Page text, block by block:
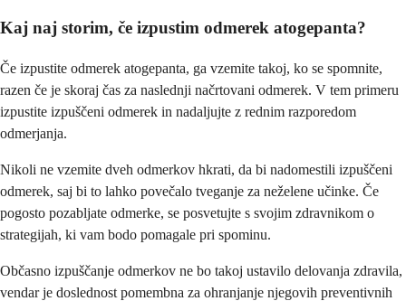
Kaj naj storim, če izpustim odmerek atogepanta?
Če izpustite odmerek atogepanta, ga vzemite takoj, ko se spomnite,
razen če je skoraj čas za naslednji načrtovani odmerek. V tem primeru
izpustite izpuščeni odmerek in nadaljujte z rednim razporedom
odmerjanja.
Nikoli ne vzemite dveh odmerkov hkrati, da bi nadomestili izpuščeni
odmerek, saj bi to lahko povečalo tveganje za neželene učinke. Če
pogosto pozabljate odmerke, se posvetujte s svojim zdravnikom o
strategijah, ki vam bodo pomagale pri spominu.
Občasno izpuščanje odmerkov ne bo takoj ustavilo delovanja zdravila,
vendar je doslednost pomembna za ohranjanje njegovih preventivnih